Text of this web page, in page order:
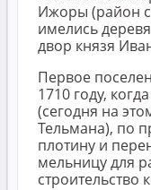
Ижоры (район
имелись
двор князя
Первое
1710 году,
(сегодня на
Тельмана), по
плотину и
мельницу для
строительство